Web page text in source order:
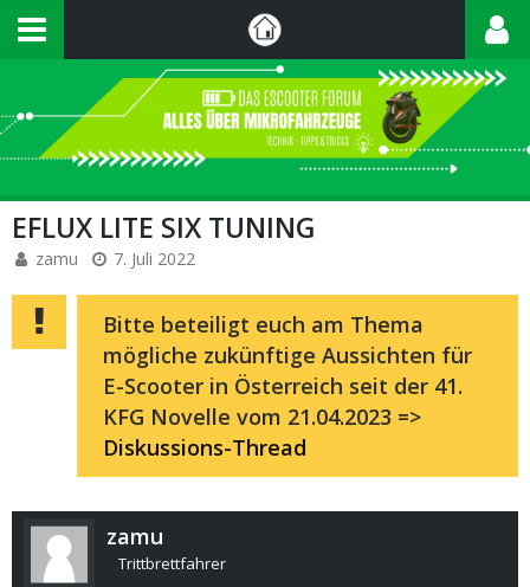
EFLUX LITE SIX TUNING
zamu 7. Juli 2022
Bitte beteiligt euch am Thema
mögliche zukünftige Aussichten für
E-Scooter in Österreich seit der 41.
KFG Novelle vom 21.04.2023 =>
Diskussions-Thread
zamu
Trittbrettfahrer